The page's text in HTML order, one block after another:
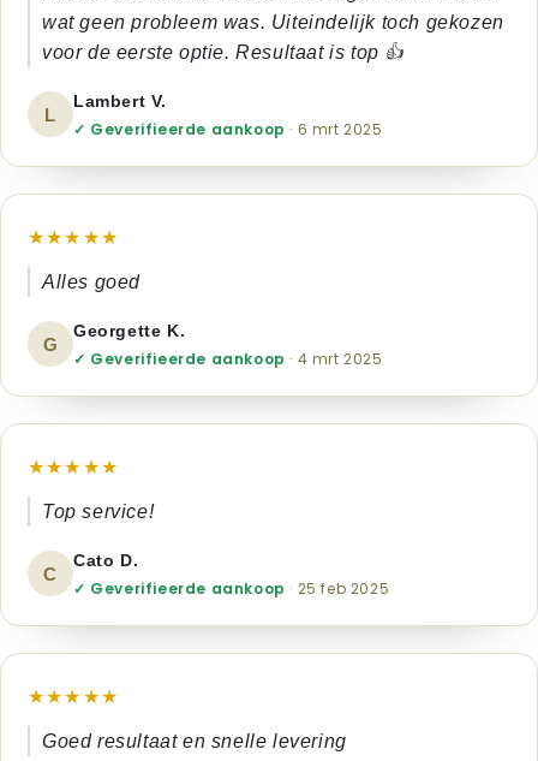
wat geen probleem was. Uiteindelijk toch gekozen
voor de eerste optie. Resultaat is top 👍
L
Lambert V.
✓ Geverifieerde aankoop · 6 mrt 2025
★★★★★
Alles goed
G
Georgette K.
✓ Geverifieerde aankoop · 4 mrt 2025
★★★★★
Top service!
C
Cato D.
✓ Geverifieerde aankoop · 25 feb 2025
★★★★★
Goed resultaat en snelle levering